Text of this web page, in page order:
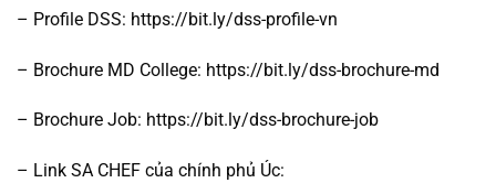
– Profile DSS: https://bit.ly/dss-profile-vn
– Brochure MD College: https://bit.ly/dss-brochure-md
– Brochure Job: https://bit.ly/dss-brochure-job
– Link SA CHEF của chính phủ Úc: